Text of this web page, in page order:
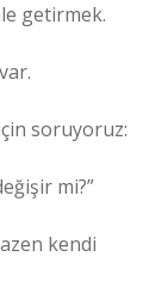
getirmek.
soruyoruz:
mi?”
kendi